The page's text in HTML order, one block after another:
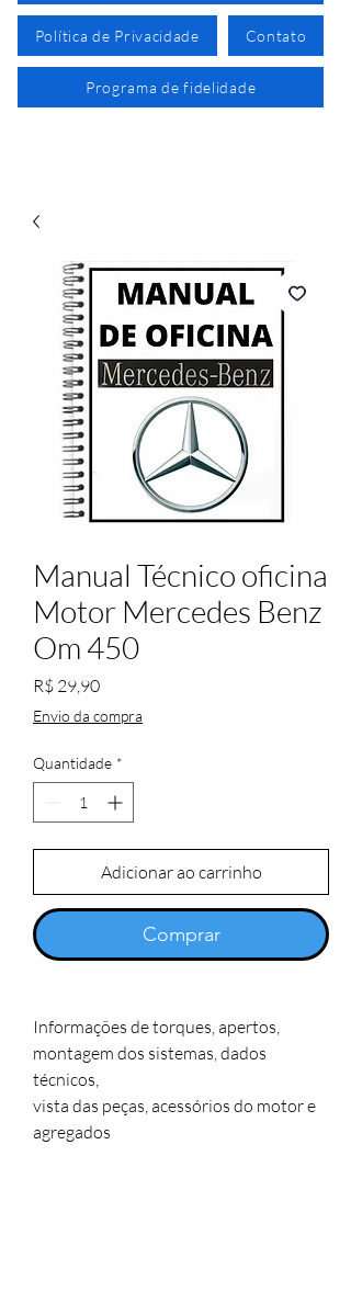
Política de Privacidade Contato
Programa de fidelidade
Manual Técnico oficina
Motor Mercedes Benz
Om 450
R$ 29,90Preço
Envio da compra
Quantidade *
Adicionar ao carrinho
Comprar
Informações de torques, apertos,
montagem dos sistemas, dados
técnicos,
vista das peças, acessórios do motor e
agregados